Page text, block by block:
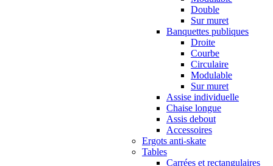
Double
Sur muret
Banquettes publiques
Droite
Courbe
Circulaire
Modulable
Sur muret
Assise individuelle
Chaise longue
Assis debout
Accessoires
Ergots anti-skate
Tables
Carrées et rectangulaires